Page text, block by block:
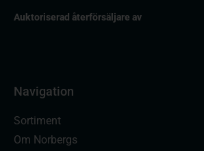
Auktoriserad återförsäljare av
Navigation
Sortiment
Om Norbergs